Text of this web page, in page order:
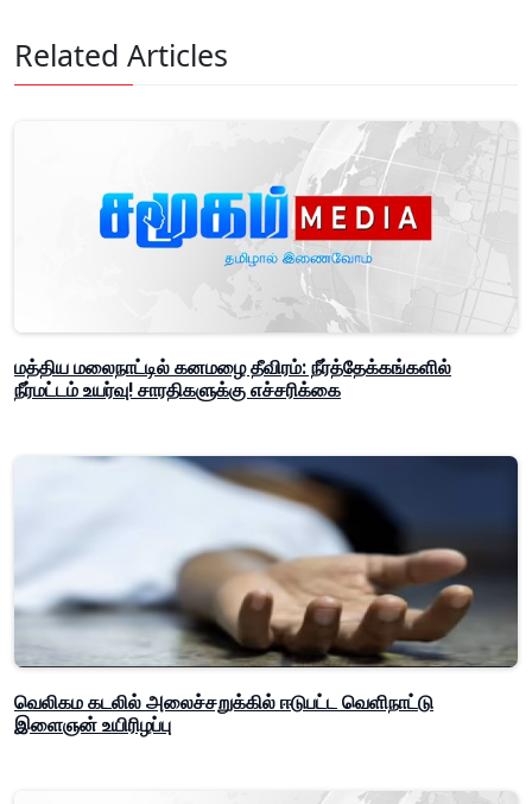
Related Articles
மத்திய மலைநாட்டில் கனமழை தீவிரம்: நீர்த்தேக்கங்களில்
நீர்மட்டம் உயர்வு! சாரதிகளுக்கு எச்சரிக்கை
வெலிகம கடலில் அலைச்சறுக்கில் ஈடுபட்ட வெளிநாட்டு
இளைஞன் உயிரிழப்பு